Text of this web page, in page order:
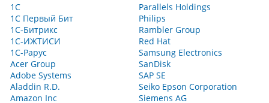
1С
1С Первый Бит
1С-Битрикс
1С-ИЖТИСИ
1С-Рарус
Acer Group
Adobe Systems
Aladdin R.D.
Amazon Inc
Parallels Holdings
Philips
Rambler Group
Red Hat
Samsung Electronics
SanDisk
SAP SE
Seiko Epson Corporation
Siemens AG